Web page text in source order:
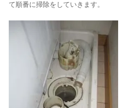
て順番に掃除をしていきます。